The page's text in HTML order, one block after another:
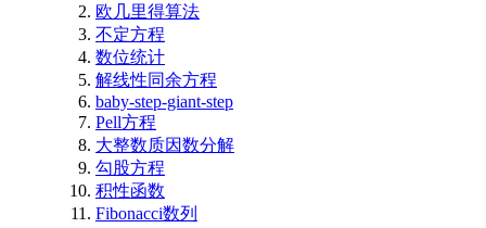
欧几里得算法
不定方程
数位统计
解线性同余方程
baby-step-giant-step
Pell方程
大整数质因数分解
勾股方程
积性函数
Fibonacci数列